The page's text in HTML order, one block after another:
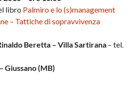
libro Palmiro e lo (s)management
– Tattiche di sopravvivenza
Beretta – Villa Sartirana – tel.
Giussano (MB)